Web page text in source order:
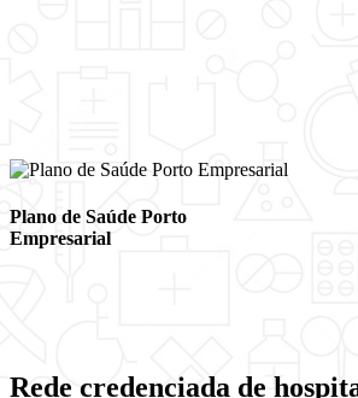
Plano de Saúde Porto
Empresarial
Rede credenciada de